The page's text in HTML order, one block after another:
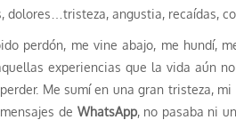
angustia, recaídas,
perdón, me vine abajo, me hundí,
experiencias que la vida aún
Me sumí en una gran tristeza,
de WhatsApp, no pasaba ni